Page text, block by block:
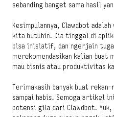
sebanding banget sama hasil
Kesimpulannya, Clawdbot
kita butuhin. Dia tinggal di
bisa inisiatif, dan ngerjain
merekomendasikan kalian
mau bisnis atau produktivitas
Terimakasih banyak buat rekan-
sampai habis. Semoga artikel
potensi gila dari Clawdbot.